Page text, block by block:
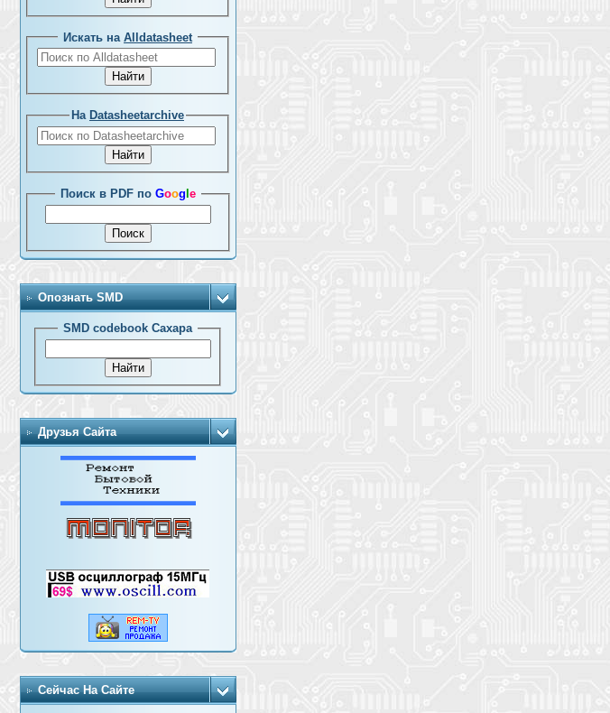
Искать на Alldatasheet
На Datasheetarchive
Поиск в PDF по Goog e
Опознать SMD
SMD codebook Сахара
Друзья Сайта
Сейчас На Сайте